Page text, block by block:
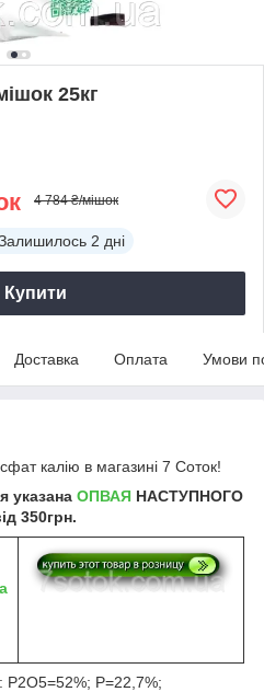
25кг
4 784 ₴/мішок
2 дні
Купити
Доставка Оплата Умови
калію в магазині 7 Соток!
указана ОПВАЯ НАСТУПНОГО
350грн.
Р2О5=52%; Р=22,7%;